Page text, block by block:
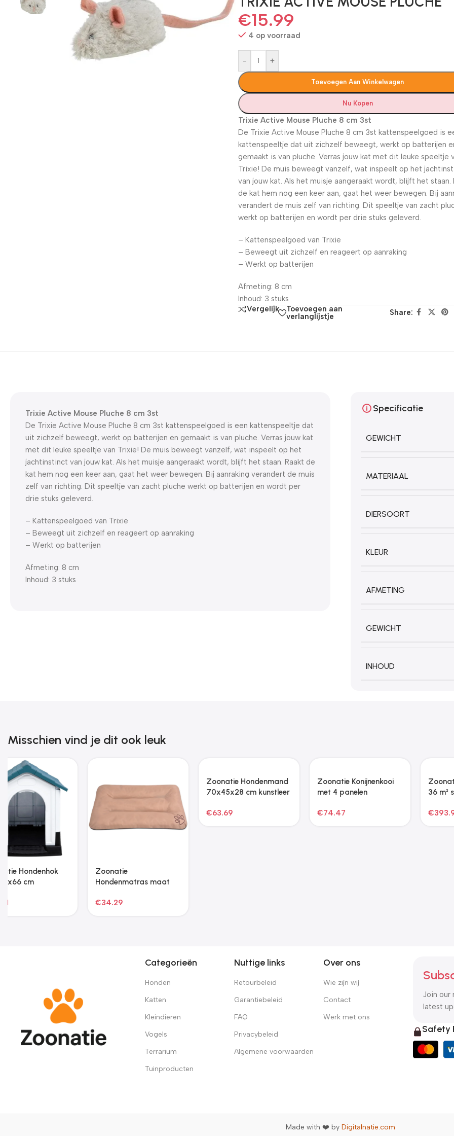
€15.99
4 op voorraad
- +
Toevoegen Aan Winkelwagen
Nu Kopen
Trixie Active Mouse Pluche 8 cm 3st
De Trixie Active Mouse Pluche 8 cm 3st kattenspeelgoed is
kattenspeeltje dat uit zichzelf beweegt, werkt op batterijen
gemaakt is van pluche. Verras jouw kat met dit leuke speeltje
Trixie! De muis beweegt vanzelf, wat inspeelt op het
van jouw kat. Als het muisje aangeraakt wordt, blijft het staan.
de kat hem nog een keer aan, gaat het weer bewegen. Bij
verandert de muis zelf van richting. Dit speeltje van zacht
werkt op batterijen en wordt per drie stuks geleverd.
– Kattenspeelgoed van Trixie
– Beweegt uit zichzelf en reageert op aanraking
– Werkt op batterijen
Afmeting: 8 cm
Inhoud: 3 stuks
Vergelijk
Toevoegen aan
verlanglijstje
Share:
Trixie Active Mouse Pluche 8 cm 3st
De Trixie Active Mouse Pluche 8 cm 3st kattenspeelgoed is een kattenspeeltje dat
uit zichzelf beweegt, werkt op batterijen en gemaakt is van pluche. Verras jouw kat
met dit leuke speeltje van Trixie! De muis beweegt vanzelf, wat inspeelt op het
jachtinstinct van jouw kat. Als het muisje aangeraakt wordt, blijft het staan. Raakt de
kat hem nog een keer aan, gaat het weer bewegen. Bij aanraking verandert de muis
zelf van richting. Dit speeltje van zacht pluche werkt op batterijen en wordt per
drie stuks geleverd.
– Kattenspeelgoed van Trixie
– Beweegt uit zichzelf en reageert op aanraking
– Werkt op batterijen
Afmeting: 8 cm
Inhoud: 3 stuks
Specificatie
GEWICHT
MATERIAAL
DIERSOORT
KLEUR
AFMETING
GEWICHT
INHOUD
Misschien vind je dit ook leuk
Zoonatie
Hondenmatras maat
XL zwart
€22.53
Zoonatie Hondenmand
70x40x24 cm stof
€63.69
Zoonatie Hondenmand
80x45x30 cm fluweel
Categorieën
Honden
Katten
Kleindieren
Vogels
Terrarium
Tuinproducten
Nuttige links
Retourbeleid
Garantiebeleid
FAQ
Privacybeleid
Algemene voorwaarden
Over ons
Wie zijn wij
Contact
Werk met ons
Join our
latest
Safety
Made with ❤️ by Digitalnatie.com